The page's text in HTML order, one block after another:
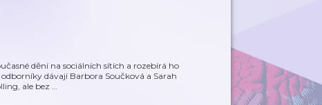
dění na sociálních sítích a rozebírá ho
dávají Barbora Součková a Sarah
ale bez …